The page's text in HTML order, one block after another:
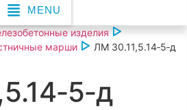
MENU
изделия
марши ЛМ 30.11,5.14‑5‑д